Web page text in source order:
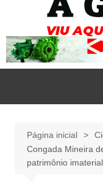
Página inicial
Congada Mineira
patrimônio